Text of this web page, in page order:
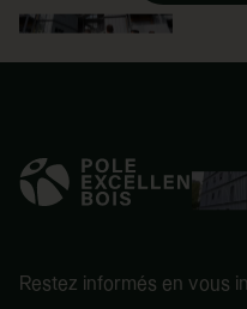
Restez informés en vous